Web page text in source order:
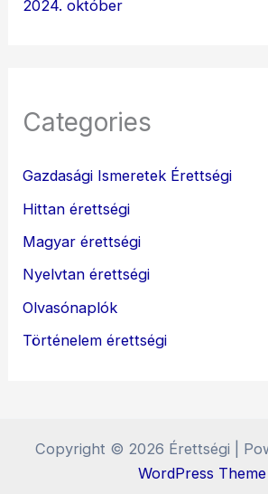
2024. október
Categories
Gazdasági Ismeretek Érettségi
Hittan érettségi
Magyar érettségi
Nyelvtan érettségi
Olvasónaplók
Történelem érettségi
Copyright © 2026 Érettségi |
WordPress Theme